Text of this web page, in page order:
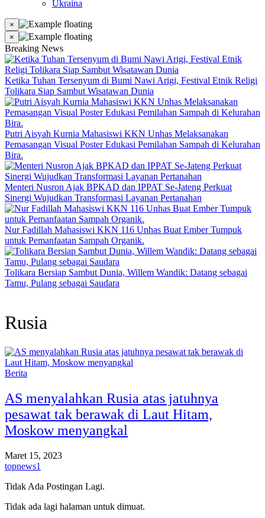
Ukraina
×
×
Breaking News
Ketika Tuhan Tersenyum di Bumi Nawi Arigi, Festival Etnik Religi
Tolikara Siap Sambut Wisatawan Dunia
Putri Aisyah Kurnia Mahasiswi KKN Unhas Melaksanakan
Pemasangan Visual Poster Edukasi Pemilahan Sampah di Kelurahan
Bira.
Menteri Nusron Ajak BPKAD dan IPPAT Se-Jateng Perkuat
Sinergi Wujudkan Transformasi Layanan Pertanahan
Nur Fadillah Mahasiswi KKN 116 Unhas Buat Ember Tumpuk
untuk Pemanfaatan Sampah Organik.
Tolikara Bersiap Sambut Dunia, Willem Wandik: Datang sebagai
Tamu, Pulang sebagai Saudara
Rusia
Berita
AS menyalahkan Rusia atas jatuhnya
pesawat tak berawak di Laut Hitam,
Moskow menyangkal
Maret 15, 2023
topnews1
Tidak Ada Postingan Lagi.
Tidak ada lagi halaman untuk dimuat.